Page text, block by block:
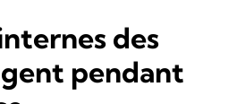
des
pendant